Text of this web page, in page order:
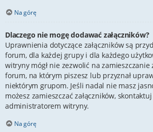
Na górę
Dlaczego nie mogę dodawać załączników?
Uprawnienia dotyczące załączników są
forum, dla każdej grupy i dla każdego
witryny mógł nie zezwolić na zamieszczanie
forum, na którym piszesz lub przyznał
niektórym grupom. Jeśli nadal nie masz
możesz zamieszczać załączników,
administratorem witryny.
Na górę